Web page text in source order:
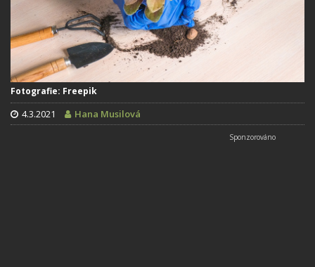
Fotografie: Freepik
4.3.2021 Hana Musilová